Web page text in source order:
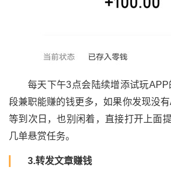
每天下午3点会陆续增添试玩APP
段兼职能赚的钱更多，如果你发现没
等到次日，也别闲着，直接打开上面
几单悬赏任务。
3.转发文章赚钱